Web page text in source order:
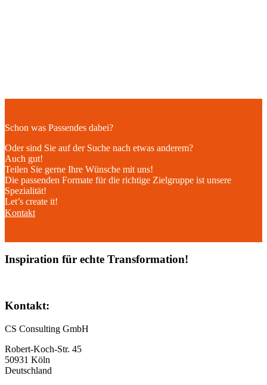
Schon was Passendes dabei?
Oder sind Sie auf der Suche nach etwas anderem?
Auch gut!
Teilen Sie gerne Ihre Wünsche mit uns!
Die passenden Formate für die richtige Zielgruppe ist unsere
Spezialität!
Let’s create it!
Kontakt
Inspiration für echte Transformation!
Kontakt:
CS Consulting GmbH
Robert-Koch-Str. 45
50931 Köln
Deutschland